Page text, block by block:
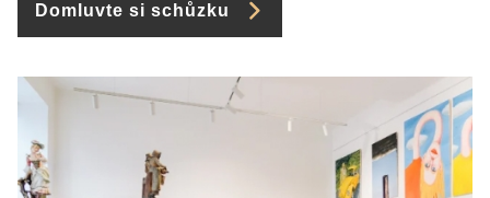
Domluvte si schůzku